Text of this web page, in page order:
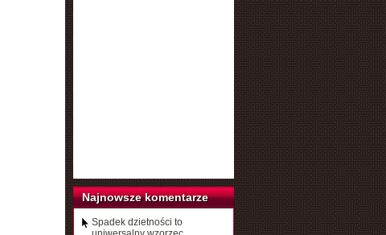
Najnowsze komentarze
Spadek dzietności to